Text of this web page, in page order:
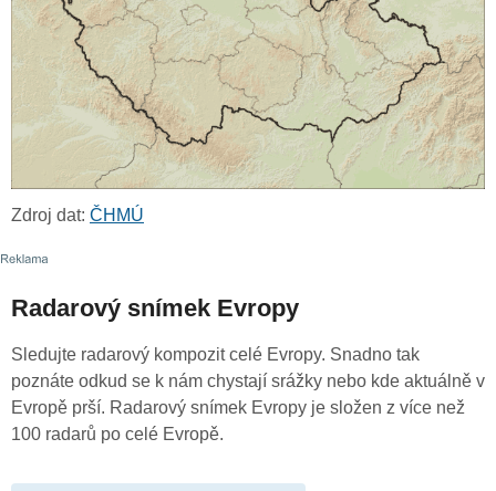
Zdroj dat: ČHMÚ
Radarový snímek Evropy
Sledujte radarový kompozit celé Evropy. Snadno tak
poznáte odkud se k nám chystají srážky nebo kde aktuálně v
Evropě prší. Radarový snímek Evropy je složen z více než
100 radarů po celé Evropě.